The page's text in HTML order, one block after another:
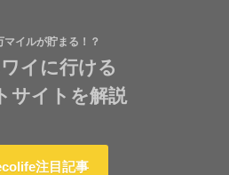
マイルが貯まる！？
イに行ける
サイトを解説
注目記事